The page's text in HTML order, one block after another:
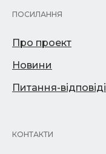
ПОСИЛАННЯ
Про проект
Новини
Питання-відповіді
КОНТАКТИ